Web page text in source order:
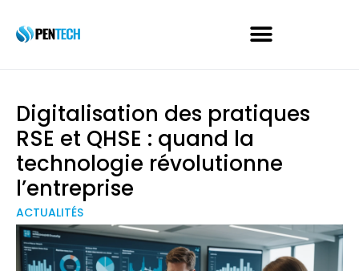
Digitalisation des pratiques
RSE et QHSE : quand la
technologie révolutionne
l’entreprise
ACTUALITÉS